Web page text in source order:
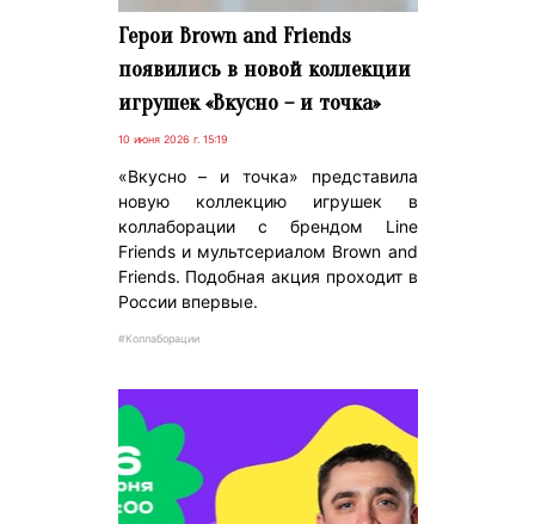
Герои Brown and Friends
появились в новой коллекции
игрушек «Вкусно – и точка»
10 июня 2026 г. 15:19
«Вкусно – и точка» представила
новую коллекцию игрушек в
коллаборации с брендом Line
Friends и мультсериалом Brown and
Friends. Подобная акция проходит в
России впервые.
#Коллаборации